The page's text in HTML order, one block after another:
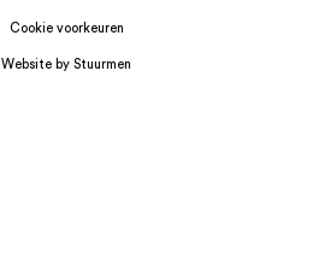
Cookie voorkeuren
Website by Stuurmen